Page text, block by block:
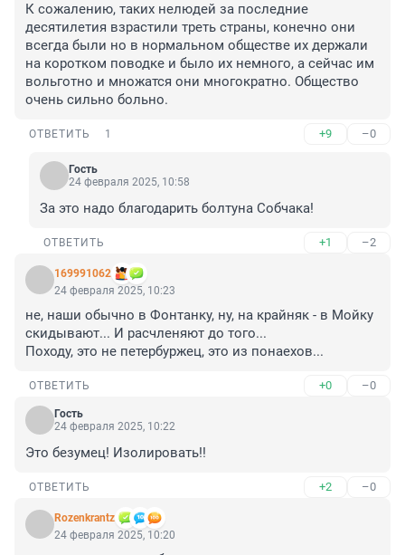
К сожалению, таких нелюдей за последние
десятилетия взрастили треть страны, конечно они
всегда были но в нормальном обществе их держали
на коротком поводке и было их немного, а сейчас им
вольготно и множатся они многократно. Общество
очень сильно больно.
ОТВЕТИТЬ 1 +9 –0
Гость
24 февраля 2025, 10:58
За это надо благодарить болтуна Собчака!
ОТВЕТИТЬ +1 –2
169991062
24 февраля 2025, 10:23
не, наши обычно в Фонтанку, ну, на крайняк - в Мойку
скидывают... И расчленяют до того...
Походу, это не петербуржец, это из понаехов...
ОТВЕТИТЬ +0 –0
Гость
24 февраля 2025, 10:22
Это безумец! Изолировать!!
ОТВЕТИТЬ +2 –0
Rozenkrantz
24 февраля 2025, 10:20